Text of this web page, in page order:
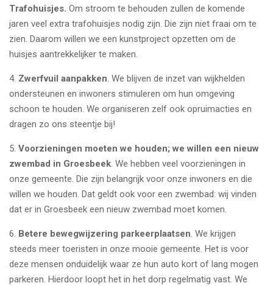
Trafohuisjes. Om stroom te behouden zullen de komende
jaren veel extra trafohuisjes nodig zijn. Die zijn niet fraai om te
zien. Daarom willen we een kunstproject opzetten om de
huisjes aantrekkelijker te maken.
4. Zwerfvuil aanpakken. We blijven de inzet van wijkhelden
ondersteunen en inwoners stimuleren om hun omgeving
schoon te houden. We organiseren zelf ook opruimacties en
dragen zo ons steentje bij!
5. Voorzieningen moeten we houden; we willen een nieuw
zwembad in Groesbeek. We hebben veel voorzieningen in
onze gemeente. Die zijn belangrijk voor onze inwoners en die
willen we houden. Dat geldt ook voor een zwembad: wij vinden
dat er in Groesbeek een nieuw zwembad moet komen.
6. Betere bewegwijzering parkeerplaatsen. We krijgen
steeds meer toeristen in onze mooie gemeente. Het is voor
deze mensen onduidelijk waar ze hun auto kort of lang mogen
parkeren. Hierdoor loopt het in het dorp regelmatig vast. We